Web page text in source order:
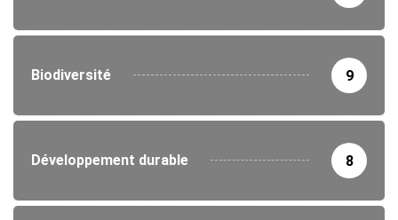
Biodiversité 9
Développement durable 8